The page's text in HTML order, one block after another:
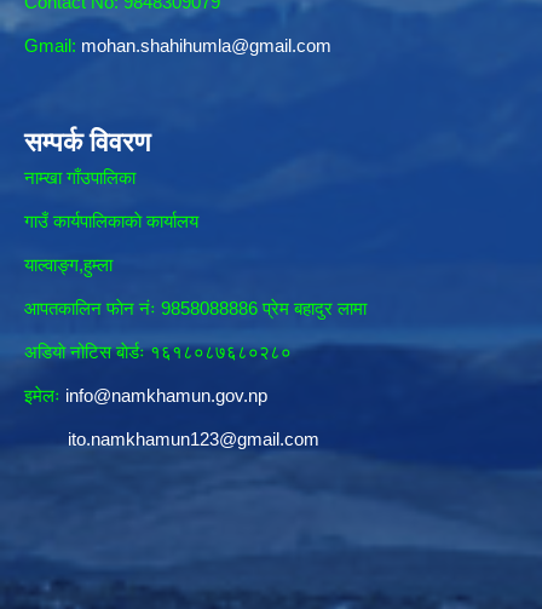
Gmail: mohan.shahihumla@gmail.com
सम्पर्क विवरण
नाम्खा गाँउपालिका
गाउँ कार्यपालिकाकाे कार्यालय
याल्वाङ्ग,हुम्ला
आपतकालिन फाेन नंः 9858088886 प्रेम बहादुर लामा
अडियाे नोटिस बाेर्डः १६१८०८७६८०२८०
इमेलः info@namkhamun.gov.np
ito.namkhamun123@gmail.com